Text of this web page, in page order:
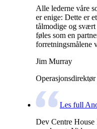
Alle lederne våre
er enige: Dette er
tålmodige og svært
føles som en
forretningsmålene
Jim Murray
Les full
Dev Centre